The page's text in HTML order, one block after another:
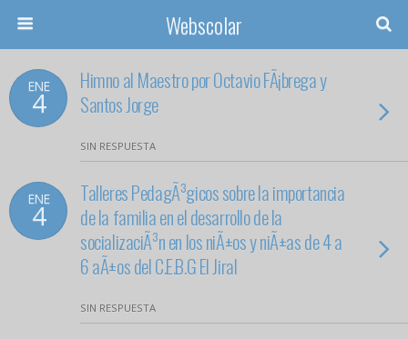
Webscolar
ENE
4
Himno al Maestro por Octavio FÃ¡brega y
Santos Jorge
SIN RESPUESTA
ENE
4
Talleres PedagÃ³gicos sobre la importancia
de la familia en el desarrollo de la
socializaciÃ³n en los niÃ±os y niÃ±as de 4 a
6 aÃ±os del C.E.B.G El Jiral
SIN RESPUESTA